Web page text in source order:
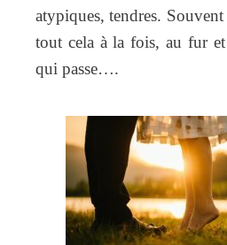
atypiques, tendres.
tout cela à la fois, au fur
qui passe….